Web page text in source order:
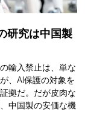
研究は中国製
輸入禁止は、単な
、AI保護の対象を
拠だ。だが皮肉な
中国製の安価な機